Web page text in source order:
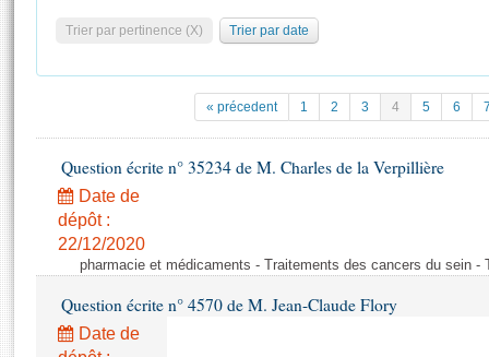
Pétitions
Projets de loi
Propositions de loi
Amendements
Textes adoptés
Rapports d'information
Rapports d'enquête
Statistiques et chiffres clés
Documents de référence
( Constitution | Règlement de l'Assemblée ... )
Histoire
Juniors
Anciennes législatures
Liens vers les sites publics
Contacts et plan d'accès
Photos libres de droit
Trier par pertinence (X) Trier par date
« précedent 1 2 3 4 5 6
Question écrite n° 35234 de M. Charles de la Verpillière
Date de
dépôt :
22/12/2020
pharmacie et médicaments - Traitements des cancers du sein -
Question écrite n° 4570 de M. Jean-Claude Flory
Date de